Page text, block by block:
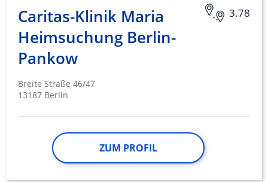
3.78
Caritas-Klinik Maria
Heimsuchung Berlin-
Pankow
Breite Straße 46/47
13187 Berlin
ZUM PROFIL